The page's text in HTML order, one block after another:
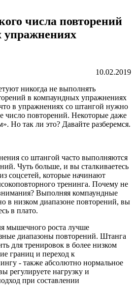
числа повторений
10.02.2019
никогда не выполнять
в компаундных упражнениях
в упражнениях со штангой нужно
число повторений. Некоторые даже
Но так ли это? Давайте разберемся.
со штангой часто выполняются
Чуть больше, и вы сталкиваетесь
соцсетей, которые начинают
тренинга. Почему не
Выполняя компаундные
в низком диапазоне повторений, вы
в плато.
мышечного роста лучше
диапазоны повторений. Штанга
для тренировок в более низком
границ и переход к
- также абсолютно нормальное
регулируете нагрузку и
при составлении